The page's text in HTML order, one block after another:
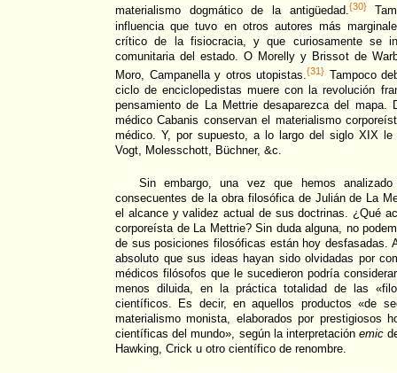
materialismo dogmático de la antigüedad.{30}
influencia que tuvo en otros autores más
crítico de la fisiocracia, y que curiosamente se
comunitaria del estado. O Morelly y Brissot de
Moro, Campanella y otros utopistas. {31} Tampoco
ciclo de enciclopedistas muere con la revolución
pensamiento de La Mettrie desaparezca del mapa.
médico Cabanis conservan el materialismo
médico. Y, por supuesto, a lo largo del siglo XIX le
Vogt, Molesschott, Büchner, &c.
Sin embargo, una vez que hemos
consecuentes de la obra filosófica de Julián de La
el alcance y validez actual de sus doctrinas. ¿Qué
corporeísta de La Mettrie? Sin duda alguna, no
de sus posiciones filosóficas están hoy desfasadas.
absoluto que sus ideas hayan sido olvidadas por
médicos filósofos que le sucedieron podría
menos diluida, en la práctica totalidad de las
científicos. Es decir, en aquellos productos «de
materialismo monista, elaborados por prestigiosos
científicas del mundo», según la interpretación emic
Hawking, Crick u otro científico de renombre.